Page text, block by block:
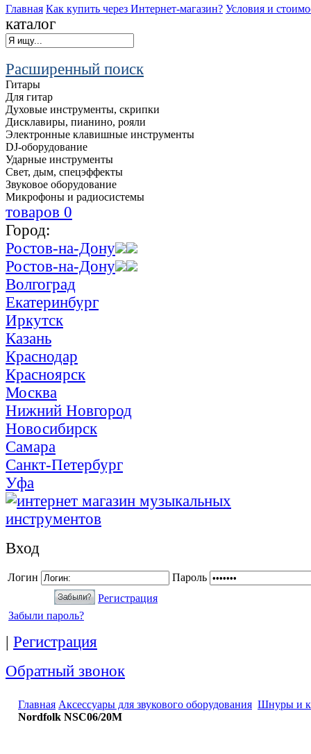
Главная Как купить через Интернет-магазин? Условия и
каталог
Расширенный поиск
Гитары
Для гитар
Духовые инструменты, скрипки
Дисклавиры, пианино, рояли
Электронные клавишные инструменты
DJ-оборудование
Ударные инструменты
Свет, дым, спецэффекты
Звуковое оборудование
Микрофоны и радиосистемы
товаров 0
Город:
Ростов-на-Дону
Ростов-на-Дону
Волгоград
Екатеринбург
Иркутск
Казань
Краснодар
Красноярск
Москва
Нижний Новгород
Новосибирск
Самара
Санкт-Петербург
Уфа
Вход
Логин
Пароль
Регистрация
Забыли пароль?
| Регистрация
Обратный звонок
Главная Аксессуары для звукового оборудования Шнуры и
Nordfolk NSC06/20M